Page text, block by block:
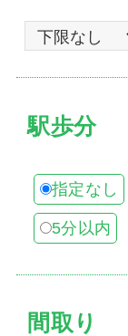
駅歩分
指定なし
5分以内
間取り